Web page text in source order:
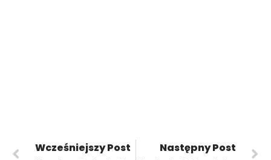
Wcześniejszy Post Następny Post